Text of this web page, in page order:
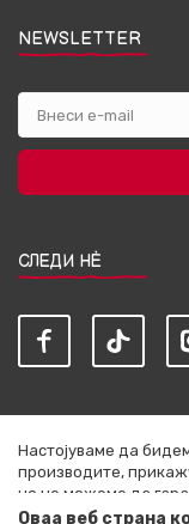
NEWSLETTER
СЛЕДИ НЀ
Настојуваме да
производите,
но не можеме да
комплетни и без
Оваа веб страна